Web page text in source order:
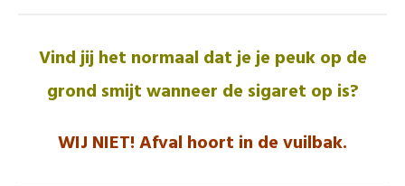
Vind jij het normaal dat je je peuk op de
grond smijt wanneer de sigaret op is?
WIJ NIET! Afval hoort in de vuilbak.